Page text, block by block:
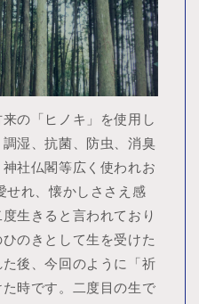
の「ヒノキ」を使用し
湿、抗菌、防虫、消臭
社仏閣等広く使われお
せれ、懐かしささえ感
生きると言われており
のきとして生を受けた
後、今回のように「祈
時です。二度目の生で